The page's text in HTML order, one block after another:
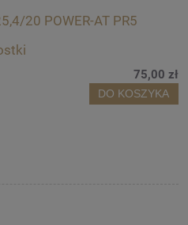
20 POWER-AT PR5
75,00 zł
DO KOSZYKA